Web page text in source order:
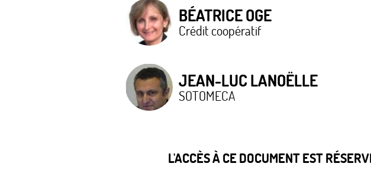
BÉATRICE OGE
Crédit coopératif
JEAN-LUC LANOËLLE
SOTOMECA
L'ACCÈS À CE DOCUMENT EST